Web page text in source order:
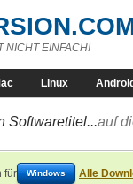
NICHT EINFACH!
Linux Android
Softwaretitel...auf
für Windows Alle